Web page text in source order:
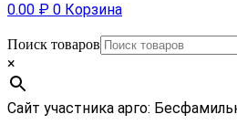
0.00 ₽ 0 Корзина
Поиск товаров
×
Сайт участника арго: